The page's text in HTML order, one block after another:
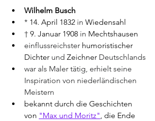
Wilhelm Busch
* 14. April 1832 in Wiedensahl
† 9. Januar 1908 in Mechtshausen
einflussreichster humoristischer
Dichter und Zeichner Deutschlands
war als Maler tätig, erhielt seine
Inspiration von niederländischen
Meistern
bekannt durch die Geschichten
von "Max und Moritz", die Ende